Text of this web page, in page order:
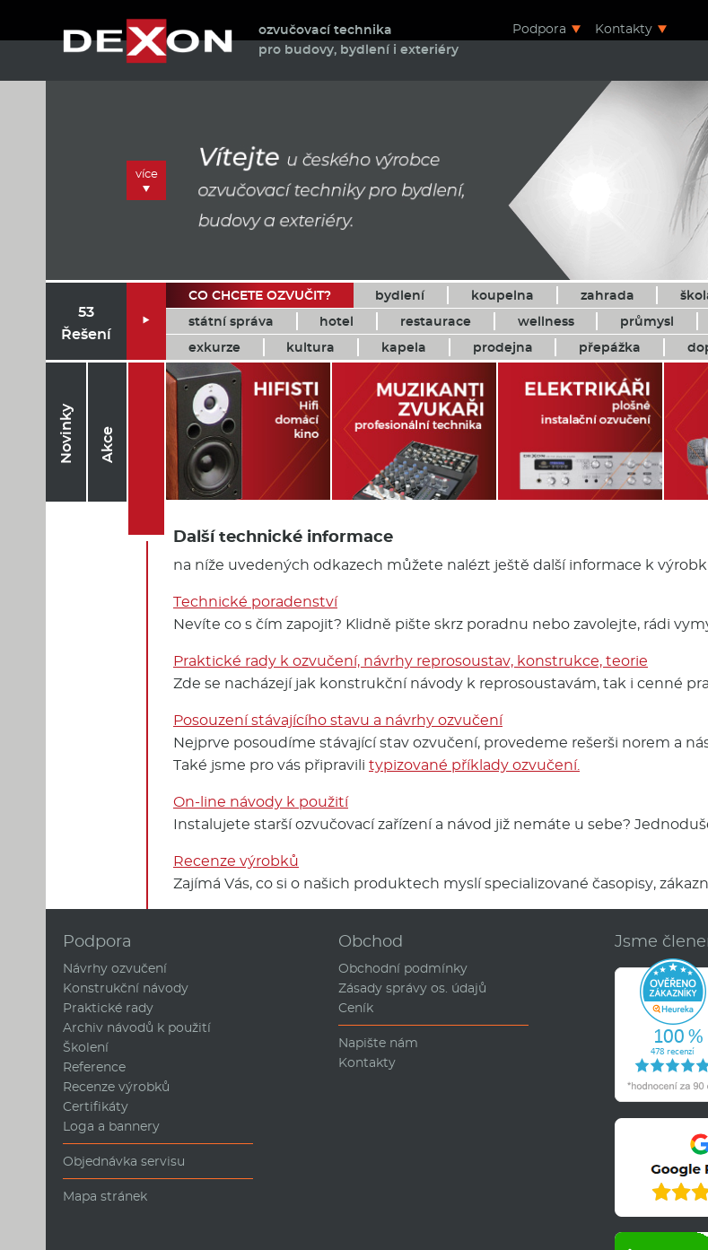
ozvučovací technika
pro budovy, bydlení i exteriéry
Podpora Kontakty
více
53
Řešení

CO CHCETE OZVUČIT? bydlení koupelna zahrada
státní správa
hotel restaurace wellness průmysl
exkurze
kultura kapela prodejna přepážka
Novinky Akce
Další technické informace
na níže uvedených odkazech můžete nalézt ještě další informace k
Technické poradenství
Nevíte co s čím zapojit? Klidně pište skrz poradnu nebo zavolejte, rádi
Praktické rady k ozvučení, návrhy reprosoustav, konstrukce, teorie
Zde se nacházejí jak konstrukční návody k reprosoustavám, tak i cenné
Posouzení stávajícího stavu a návrhy ozvučení
Nejprve posoudíme stávající stav ozvučení, provedeme rešerši norem a
Také jsme pro vás připravili typizované příklady ozvučení.
On-line návody k použití
Instalujete starší ozvučovací zařízení a návod již nemáte u sebe?
Recenze výrobků
Zajímá Vás, co si o našich produktech myslí specializované časopisy,
Podpora
Návrhy ozvučení
Konstrukční návody
Praktické rady
Archiv návodů k použití
Školení
Reference
Recenze výrobků
Certifikáty
Loga a bannery
Objednávka servisu
Mapa stránek
Obchod
Obchodní podmínky
Zásady správy os. údajů
Ceník
Napište nám
Kontakty
Jsme